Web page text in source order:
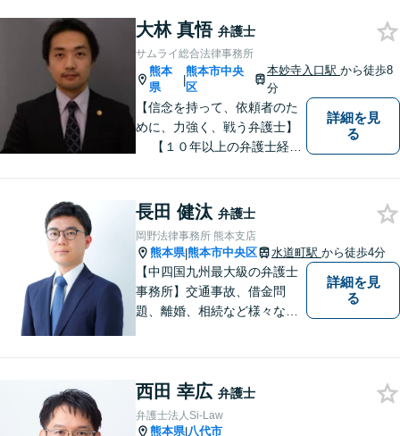
未来が明るくなるよう全力で
サポートいたします【初回相
談無料】【子連れ相談可】
大林 真悟 弁護士
サムライ総合法律事務所
熊本
県
|
熊本市中央
区
本妙寺入口駅から徒歩8
分
【信念を持って、依頼者のた
めに、力強く、戦う弁護士】
【１０年以上の弁護士経
護の３つの分野に力を注ぐ弁
護士】
詳細を見
る
長田 健汰 弁護士
岡野法律事務所 熊本支店
熊本県|熊本市中央区 水道町駅 から徒歩4分
【中四国九州最大級の弁護士
事務所】交通事故、借金問
題、離婚、相続など様々な問
い！
詳細を見
る
西田 幸広 弁護士
弁護士法人Si-Law
熊本県|八代市